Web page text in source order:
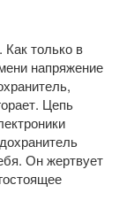
только в
напряжение
Цепь
Он жертвует